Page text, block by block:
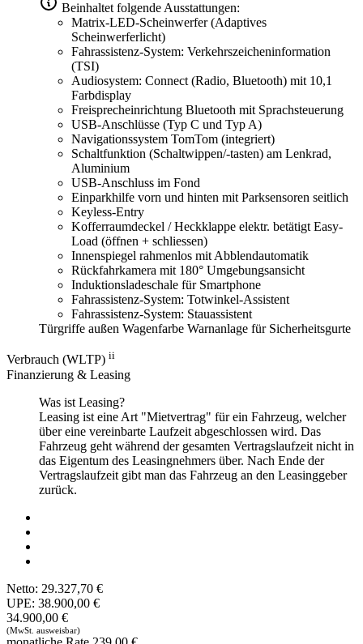
Beinhaltet folgende Ausstattungen:
Matrix-LED-Scheinwerfer (Adaptives
Scheinwerferlicht)
Fahrassistenz-System: Verkehrszeicheninformation
(TSI)
Audiosystem: Connect (Radio, Bluetooth) mit 10,1
Farbdisplay
Freisprecheinrichtung Bluetooth mit Sprachsteuerung
USB-Anschlüsse (Typ C und Typ A)
Navigationssystem TomTom (integriert)
Schaltfunktion (Schaltwippen/-tasten) am Lenkrad,
Aluminium
USB-Anschluss im Fond
Einparkhilfe vorn und hinten mit Parksensoren seitlich
Keyless-Entry
Kofferraumdeckel / Heckklappe elektr. betätigt Easy-
Load (öffnen + schliessen)
Innenspiegel rahmenlos mit Abblendautomatik
Rückfahrkamera mit 180° Umgebungsansicht
Induktionsladeschale für Smartphone
Fahrassistenz-System: Totwinkel-Assistent
Fahrassistenz-System: Stauassistent
Türgriffe außen Wagenfarbe Warnanlage für Sicherheitsgurte
Verbrauch (WLTP) ii
Finanzierung & Leasing
Was ist Leasing?
Leasing ist eine Art "Mietvertrag" für ein Fahrzeug, welcher
über eine vereinbarte Laufzeit abgeschlossen wird. Das
Fahrzeug geht während der gesamten Vertragslaufzeit nicht in
das Eigentum des Leasingnehmers über. Nach Ende der
Vertragslaufzeit gibt man das Fahrzeug an den Leasinggeber
zurück.
Netto: 29.327,70 €
UPE: 38.900,00 €
34.900,00 €
(MwSt. ausweisbar)